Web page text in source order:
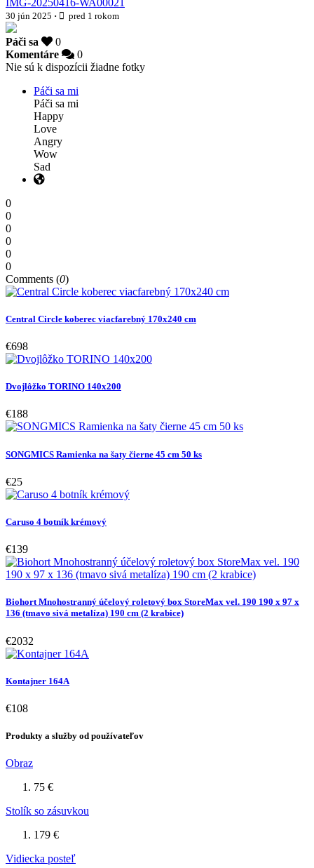
30 jún 2025 · pred 1 rokom
Páči sa
0
Komentáre
0
Nie sú k dispozícii žiadne fotky
Páči sa mi
Páči sa mi
Happy
Love
Angry
Wow
Sad
0
0
0
0
0
0
Comments (0)
Central Circle koberec viacfarebný 170x240 cm
€698
Dvojlôžko TORINO 140x200
€188
SONGMICS Ramienka na šaty čierne 45 cm 50 ks
€25
Caruso 4 botník krémový
€139
Biohort Mnohostranný účelový roletový box StoreMax vel. 190 190 x 97 x
136 (tmavo sivá metalíza) 190 cm (2 krabice)
€2032
Kontajner 164A
€108
Produkty a služby od používateľov
Obraz
75 €
Stolík so zásuvkou
179 €
Vidiecka posteľ